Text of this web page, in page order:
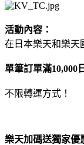
活動內容：
在日本樂天和樂天
單筆訂單滿10,000
不限轉運方式！
樂天加碼送獨家優